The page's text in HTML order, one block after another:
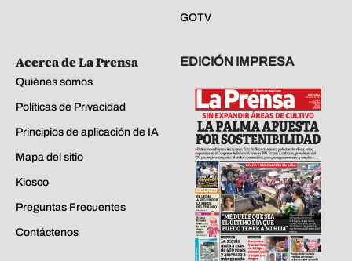
GOTV
Acerca de La Prensa
Quiénes somos
Políticas de Privacidad
Principios de aplicación de IA
Mapa del sitio
Kiosco
Preguntas Frecuentes
Contáctenos
EDICIÓN IMPRESA